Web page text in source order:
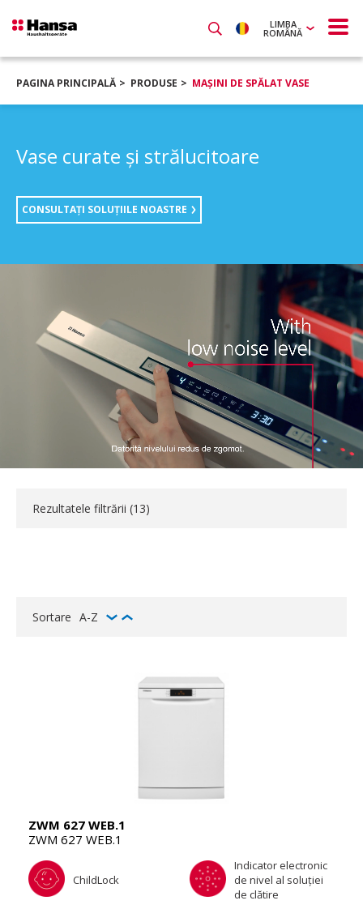
LIMBA
ROMÂNĂ
PAGINA PRINCIPALĂ PRODUSE MAŞINI DE SPĂLAT VASE
Vase curate şi strălucitoare
CONSULTAŢI SOLUŢIILE NOASTRE
Rezultatele filtrării (13)
Sortare A-Z
ZWM 627 WEB.1
ZWM 627 WEB.1
ChildLock
Indicator electronic
de nivel al soluţiei
de clătire